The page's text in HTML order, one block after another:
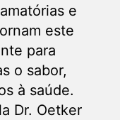
e
este
para
o sabor,
à saúde.
Dr. Oetker